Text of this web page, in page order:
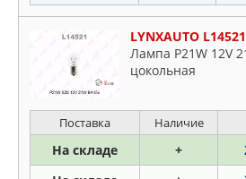
LYNXAUTO L14521
Лампа P21W 12V
цокольная
Поставка Наличие
На складе +